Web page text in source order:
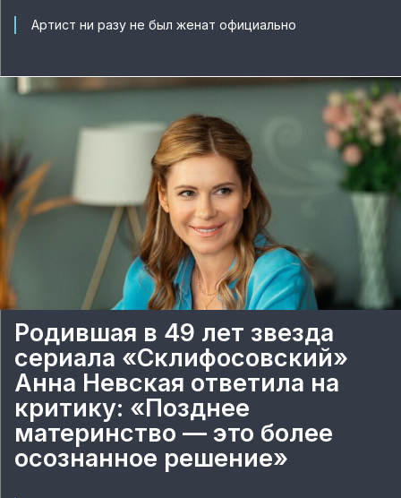
Артист ни разу не был женат официально
Родившая в 49 лет звезда
сериала «Склифосовский»
Анна Невская ответила на
критику: «Позднее
материнство — это более
осознанное решение»